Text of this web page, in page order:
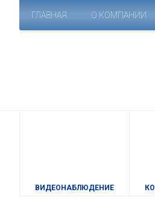
ГЛАВНАЯ О КОМПАНИИ
ВИДЕОНАБЛЮДЕНИЕ